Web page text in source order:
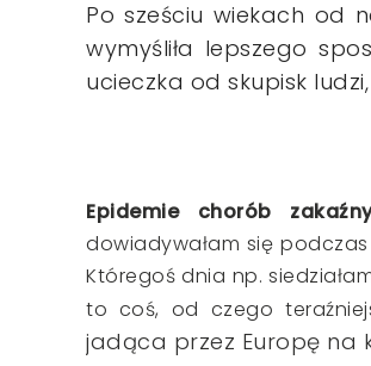
Po sześciu wiekach od
wymyśliła lepszego
ucieczka od skupisk
Epidemie chorób
dowiadywałam się
Któregoś dnia np.
to coś, od czego
jadąca przez Europę na